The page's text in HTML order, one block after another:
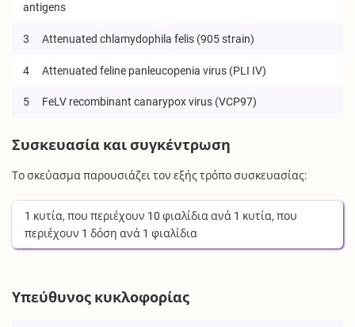
antigens
3 Attenuated chlamydophila felis (905 strain)
4 Attenuated feline panleucopenia virus (PLI IV)
5 FeLV recombinant canarypox virus (VCP97)
Συσκευασία και συγκέντρωση
Το σκεύασμα παρουσιάζει τον εξής τρόπο συσκευασίας:
1 κυτία, που περιέχουν 10 φιαλίδια ανά 1 κυτία, που
περιέχουν 1 δόση ανά 1 φιαλίδια
Υπεύθυνος κυκλοφορίας